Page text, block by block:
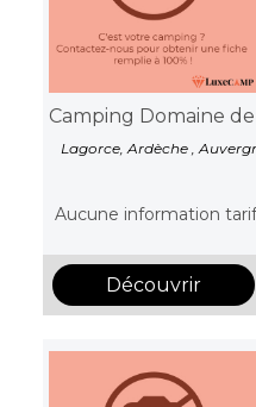
Camping Domaine
Lagorce, Ardèche ,
Aucune information
Découvrir